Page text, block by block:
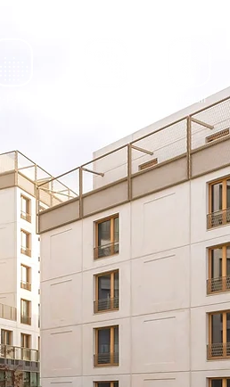
Villejuif